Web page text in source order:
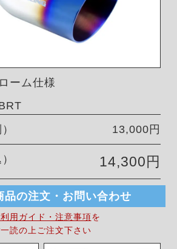
ーム仕様
13,000円
14,300円
品の注文・お問い合わせ
利用ガイド・注意事項を
一読の上ご注文下さい